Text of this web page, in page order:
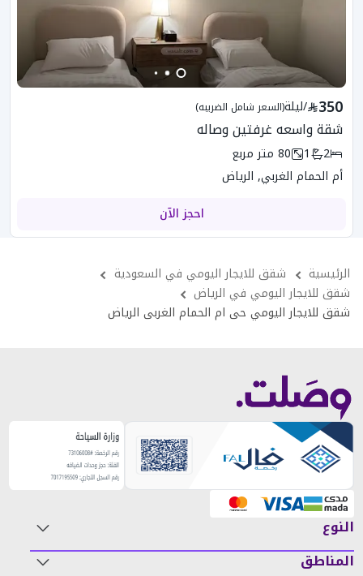
350
/ليلة(السعر شامل الضريبه)
شقة واسعه غرفتين وصاله
2
1
80 متر مربع
أم الحمام الغربي, الرياض
احجز الآن
الرئيسية
شقق للايجار اليومي في السعودية
شقق للايجار اليومي في الرياض
شقق للايجار اليومي حى ام الحمام الغربى الرياض
النوع
المناطق